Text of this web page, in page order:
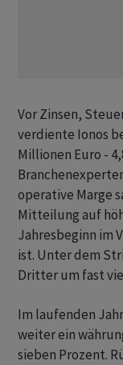
Vor Zinsen,
verdiente Ionos
Millionen Euro -
operative Marge
Mitteilung auf
Jahresbeginn im
ist. Unter dem
Dritter um fast
Im laufenden
weiter ein
sieben Prozent.